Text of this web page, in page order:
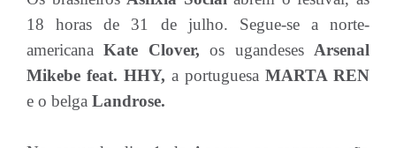
18 horas de 31 de julho. Segue-se a norte-
americanaKate Clover, os ugandeses Arsenal
Mikebe feat. HHY, a portuguesa MARTA REN
e o belga Landrose.